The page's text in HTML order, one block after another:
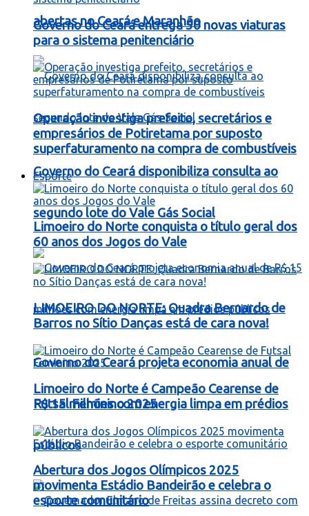
abertas no Ceará e Maranhão
Governo do Ceará disponibiliza consulta ao
segundo lote do Vale Gás Social
Governo do Ceará projeta economia anual de
R$ 15 milhões com energia limpa em prédios
públicos
Governo do Ceará entrega 50 novas viaturas
para o sistema penitenciário
Operação investiga prefeito, secretários e
empresários de Potiretama por suposto
superfaturamento na compra de combustíveis
Esporte
Limoeiro do Norte conquista o título geral dos
60 anos dos Jogos do Vale
LIMOEIRO DO NORTE: Quadra Bernardo de
Barros no Sítio Danças está de cara nova!
Limoeiro do Norte é Campeão Cearense de
Futsal Feminino 2025
Abertura dos Jogos Olímpicos 2025
movimenta Estádio Bandeirão e celebra o
esporte comunitário